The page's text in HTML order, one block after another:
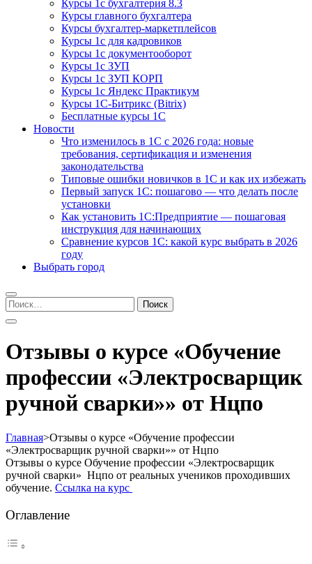
Курсы 1с бухгалтерия 8.3
Курсы главного бухгалтера
Курсы бухгалтер-маркетплейсов
Курсы 1с для кадровиков
Курсы 1с документооборот
Курсы 1с ЗУП
Курсы 1с ЗУП КОРП
Курсы 1с Яндекс Практикум
Курсы 1С-Битрикс (Bitrix)
Бесплатные курсы 1С
Новости
Что изменилось в 1С с 2026 года: новые
требования, сертификация и изменения
законодательства
Типовые ошибки новичков в 1С и как их избежать
Первый запуск 1С: пошагово — что делать после
установки
Как установить 1С:Предприятие — пошаговая
инструкция для начинающих
Сравнение курсов 1С: какой курс выбрать в 2026
году
Выбрать город
Найти:
Отзывы о курсе «Обучение
профессии «Электросварщик
ручной сварки»» от Нцпо
Главная>Отзывы о курсе «Обучение профессии
«Электросварщик ручной сварки»» от Нцпо
Отзывы о курсе Обучение профессии «Электросварщик
ручной сварки» Нцпо от реальных учеников проходивших
обучение. Ссылка на курс
Оглавление